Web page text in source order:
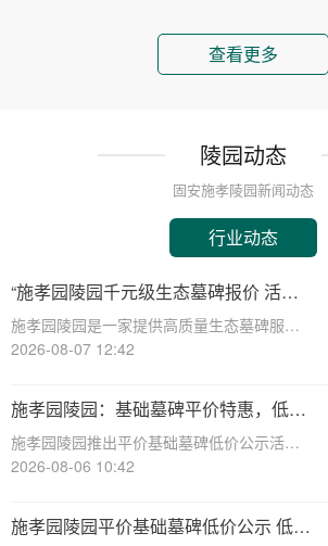
查看更多
陵园动态
固安施孝陵园新闻动态
行业动态
“施孝园陵园千元级生态墓碑报价 活动
期免费更换碑面石材 优惠福利详解析”
施孝园陵园是一家提供高质量生态墓碑服务
的知名陵园，其推出的千元级生态墓碑报价
活动的优惠福利，帮助消费者更好地了解和
选择。施孝园陵园的生态墓碑采用环保材
料，符合现代
2026-08-07 12:42
施孝园陵园：基础墓碑平价特惠，低预
算家庭专属优惠详解
施孝园陵园推出平价基础墓碑低价公示活
动，为低预算家庭提供专属优惠，帮助您在
济实惠且美观的墓碑。☎ 施孝园陵园电
话:400-838-5063平价基础墓碑的特点：
2026-08-06 10:42
施孝园陵园平价基础墓碑低价公示 低预